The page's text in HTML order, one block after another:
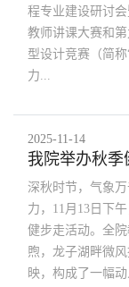
程专业建设研讨
教师讲课大赛和
型设计竞赛（简
力...
2025-11-14
我院举办秋季
深秋时节，气象
力，11月13日下
健步走活动。全
煦，龙子湖畔微
映，构成了一幅